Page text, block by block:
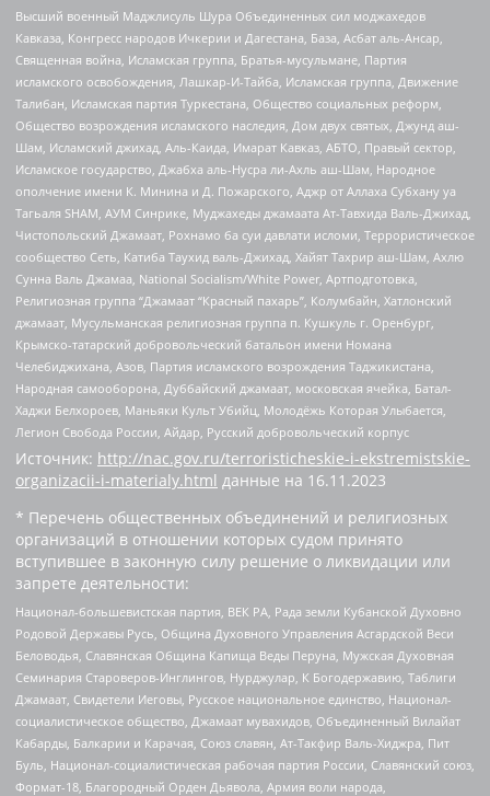
Высший военный Маджлисуль Шура Объединенных сил моджахедов
Кавказа, Конгресс народов Ичкерии и Дагестана, База, Асбат аль-Ансар,
Священная война, Исламская группа, Братья-мусульмане, Партия
исламского освобождения, Лашкар-И-Тайба, Исламская группа, Движение
Талибан, Исламская партия Туркестана, Общество социальных реформ,
Общество возрождения исламского наследия, Дом двух святых, Джунд аш-
Шам, Исламский джихад, Аль-Каида, Имарат Кавказ, АБТО, Правый сектор,
Исламское государство, Джабха аль-Нусра ли-Ахль аш-Шам, Народное
ополчение имени К. Минина и Д. Пожарского, Аджр от Аллаха Субхану уа
Тагьаля SHAM, АУМ Синрике, Муджахеды джамаата Ат-Тавхида Валь-Джихад,
Чистопольский Джамаат, Рохнамо ба суи давлати исломи, Террористическое
сообщество Сеть, Катиба Таухид валь-Джихад, Хайят Тахрир аш-Шам, Ахлю
Сунна Валь Джамаа, National Socialism/White Power, Артподготовка,
Религиозная группа “Джамаат “Красный пахарь”, Колумбайн, Хатлонский
джамаат, Мусульманская религиозная группа п. Кушкуль г. Оренбург,
Крымско-татарский добровольческий батальон имени Номана
Челебиджихана, Азов, Партия исламского возрождения Таджикистана,
Народная самооборона, Дуббайский джамаат, московская ячейка, Батал-
Хаджи Белхороев, Маньяки Культ Убийц, Молодёжь Которая Улыбается,
Легион Свобода России, Айдар, Русский добровольческий корпус
Источник: http://nac.gov.ru/terroristicheskie-i-ekstremistskie-
organizacii-i-materialy.html данные на 16.11.2023
* Перечень общественных объединений и религиозных
организаций в отношении которых судом принято
вступившее в законную силу решение о ликвидации или
запрете деятельности:
Национал-большевистская партия, ВЕК РА, Рада земли Кубанской Духовно
Родовой Державы Русь, Община Духовного Управления Асгардской Веси
Беловодья, Славянская Община Капища Веды Перуна, Мужская Духовная
Семинария Староверов-Инглингов, Нурджулар, К Богодержавию, Таблиги
Джамаат, Свидетели Иеговы, Русское национальное единство, Национал-
социалистическое общество, Джамаат мувахидов, Объединенный Вилайат
Кабарды, Балкарии и Карачая, Союз славян, Ат-Такфир Валь-Хиджра, Пит
Буль, Национал-социалистическая рабочая партия России, Славянский союз,
Формат-18, Благородный Орден Дьявола, Армия воли народа,